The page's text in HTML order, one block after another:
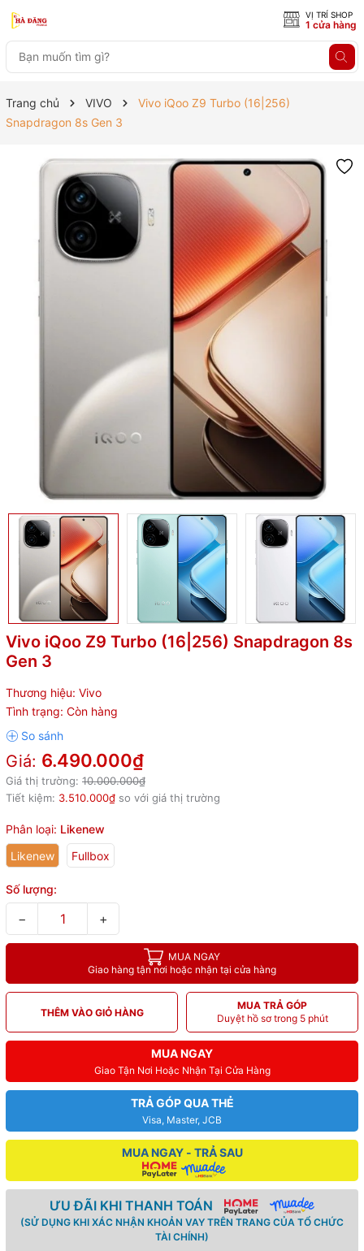
VỊ TRÍ SHOP
1 cửa hàng
Trang chủ VIVO
Vivo iQoo Z9 Turbo (16|256)
Snapdragon 8s Gen 3
Vivo iQoo Z9 Turbo (16|256) Snapdragon 8s
Gen 3
Thương hiệu: Vivo
Tình trạng: Còn hàng
Giá: 6.490.000₫
Giá thị trường: 10.000.000₫
Tiết kiệm: 3.510.000₫ so với giá thị trường
Phân loại: Likenew
Likenew
Fullbox
Số lượng:
− +
MUA NGAY
Giao hàng tận nơi hoặc nhận tại cửa hàng
THÊM VÀO GIỎ HÀNG
MUA TRẢ GÓP
Duyệt hồ sơ trong 5 phút
MUA NGAY
Giao Tận Nơi Hoặc Nhận Tại Cửa Hàng
TRẢ GÓP QUA THẺ
Visa, Master, JCB
MUA NGAY - TRẢ SAU
ƯU ĐÃI KHI THANH TOÁN
(SỬ DỤNG KHI XÁC NHẬN KHOẢN VAY TRÊN TRANG CỦA TỔ CHỨC
TÀI CHÍNH)